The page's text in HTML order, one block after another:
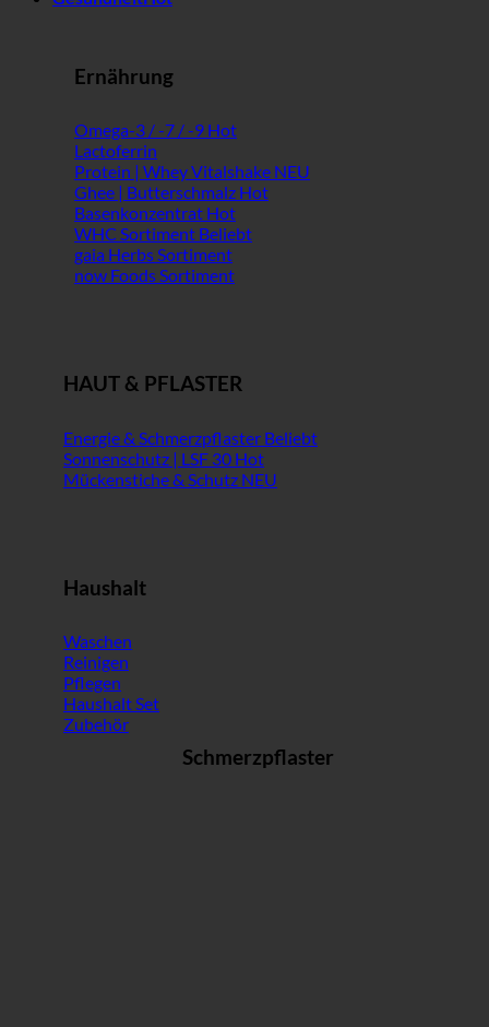
Ernährung
Omega-3 / -7 / -9
Lactoferrin
Protein | Whey Vitalshake
Ghee | Butterschmalz
Basenkonzentrat
WHC Sortiment
gaia Herbs Sortiment
now Foods Sortiment
HAUT & PFLASTER
Energie & Schmerzpflaster
Sonnenschutz | LSF 30
Mückenstiche & Schutz
Haushalt
Waschen
Reinigen
Pflegen
Haushalt Set
Zubehör
Schmerzpflaster